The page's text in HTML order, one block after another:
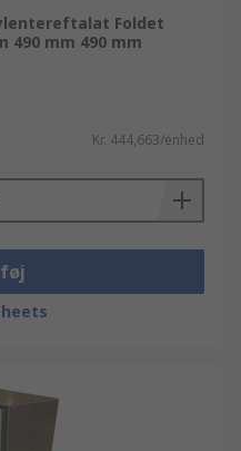
Foldet
490 mm 490 mm
Kr. 444,663/enhed